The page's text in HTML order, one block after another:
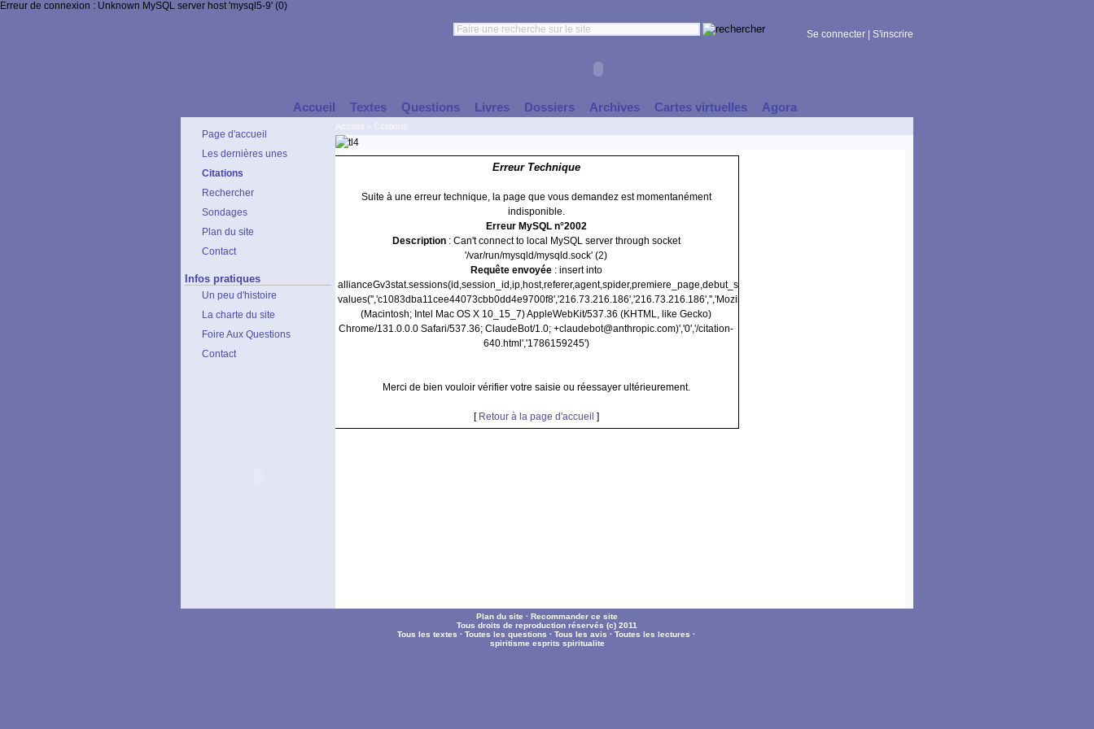
Erreur de connexion : Unknown MySQL server host 'mysql5-9' (0)
Se connecter S'inscrire
Accueil Textes Questions Livres Dossiers Archives Cartes virtuelles Agora
Page d'accueil
Les dernières unes
Citations
Rechercher
Sondages
Plan du site
Contact
Infos pratiques
Un peu d'histoire
La charte du site
Foire Aux Questions
Contact
Erreur Technique
Suite à une erreur technique, la page que vous demandez est momentanément
indisponible.
Erreur MySQL n°2002
Description: Can't connect to local MySQL server through socket
'/var/run/mysqld/mysqld.sock' (2)
Requête envoyée: insert into
allianceGv3stat.sessions(id,session_id,ip,host,referer,agent,spider,premiere_page,debut_session)
values('','c1083dba11cee44073cbb0dd4e9700f8','216.73.216.186','216.73.216.186','','Mozilla/5.0
(Macintosh; Intel Mac OS X 10_15_7) AppleWebKit/537.36 (KHTML, like Gecko)
Chrome/131.0.0.0 Safari/537.36; ClaudeBot/1.0; +claudebot@anthropic.com)','0','/citation-
640.html','1786159245')
Merci de bien vouloir vérifier votre saisie ou réessayer ultérieurement.
[ Retour à la page d'accueil ]
Plan du site · Recommander ce site
Tous droits de reproduction réservés (c) 2011
Tous les textes · Toutes les questions · Tous les avis · Toutes les lectures ·
spiritisme esprits spiritualite